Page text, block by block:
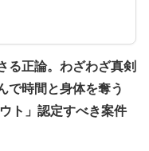
る正論。わざわざ真剣
で時間と身体を奪う
ト」認定すべき案件